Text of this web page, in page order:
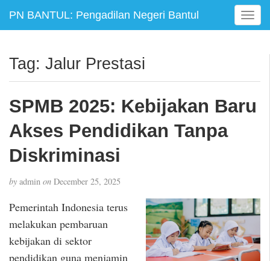
PN BANTUL: Pengadilan Negeri Bantul
T
o
e
a
o
n
Tag: Jalur Prestasi
SPMB 2025: Kebijakan Baru
Akses Pendidikan Tanpa
Diskriminasi
by admin on December 25, 2025
Pemerintah Indonesia terus
melakukan pembaruan
kebijakan di sektor
pendidikan guna menjamin